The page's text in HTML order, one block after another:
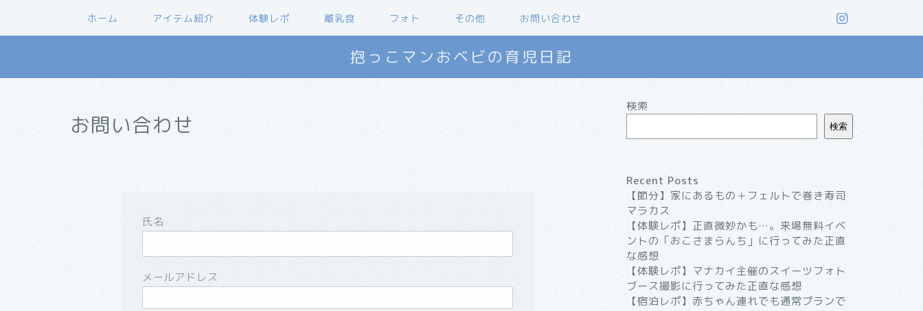
ホーム アイテム紹介 体験レポ 離乳食 フォト その他 お問い合わせ
抱っこマンおベビの育児日記
お問い合わせ
氏名
メールアドレス
検索
検索
Recent Posts
【節分】家にあるもの＋フェルトで巻き寿司
マラカス
【体験レポ】正直微妙かも…。来場無料イベ
ントの「おこさまらんち」に行ってみた正直
な感想
【体験レポ】マナカイ主催のスイーツフォト
ブース撮影に行ってみた正直な感想
【宿泊レポ】赤ちゃん連れでも通常プランで